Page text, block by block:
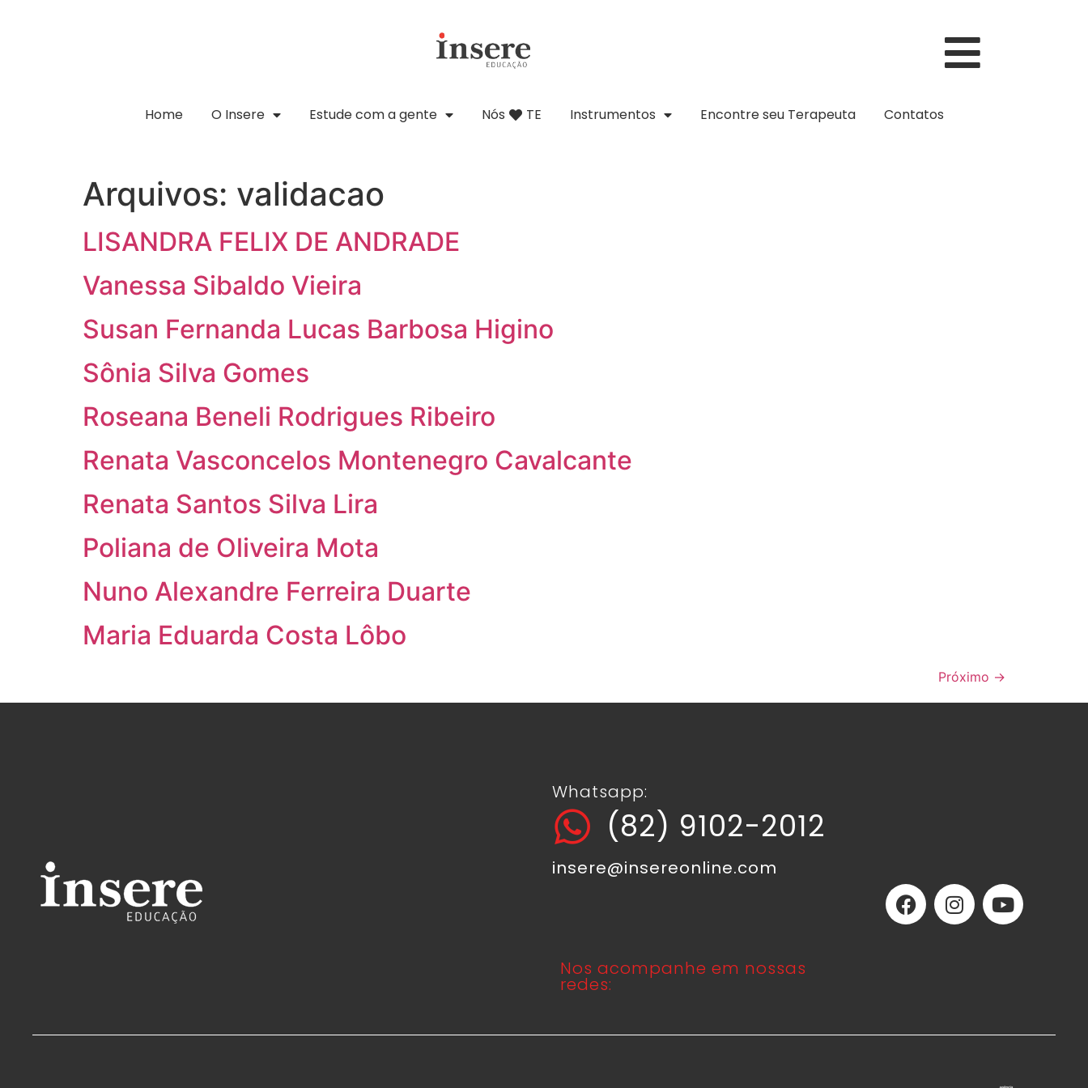
Home O Insere Estude com a gente Nós TE Instrumentos Encontre seu Terapeuta Contatos
Arquivos: validacao
LISANDRA FELIX DE ANDRADE
Vanessa Sibaldo Vieira
Susan Fernanda Lucas Barbosa Higino
Sônia Silva Gomes
Roseana Beneli Rodrigues Ribeiro
Renata Vasconcelos Montenegro Cavalcante
Renata Santos Silva Lira
Poliana de Oliveira Mota
Nuno Alexandre Ferreira Duarte
Maria Eduarda Costa Lôbo
Próximo →
Whatsapp:
(82) 9102-2012
insere@insereonline.com
Nos acompanhe em nossas
redes: